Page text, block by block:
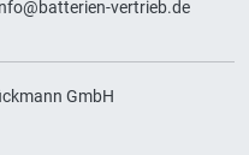
vertrieb.de
GmbH